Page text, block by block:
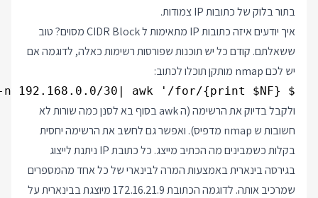
בתור בלוק של כתובות IP צמודות.
איך יודעים איזה כתובות IP מתאימות ל CIDR Block מסוים? טוב
ששאלתם. קודם כל יש תוכנות שפורסות רשימות כאלה, לדוגמה אם
יש לכם nmap מותקן תוכלו לכתוב:
$ nmap -sL -n 192.168.0.0/30| awk '/for/{print $NF}'
ולקבל בדיוק את הרשימה (ה awk בסוף בא לסנן כמה שורות לא
חשובות ש nmap מדפיס). ואפשר גם לחשב את הרשימה יחסית
בקלות כשמבינים מה הכתיב מייצג. כל כתובת IP ניתנת לייצוג
בגירסה בינארית באמצעות המרה לבינארי של כל אחד מהמספרים
שמרכיב אותה. לדוגמה הכתובת 172.16.21.9 מיוצגת בבינארית על